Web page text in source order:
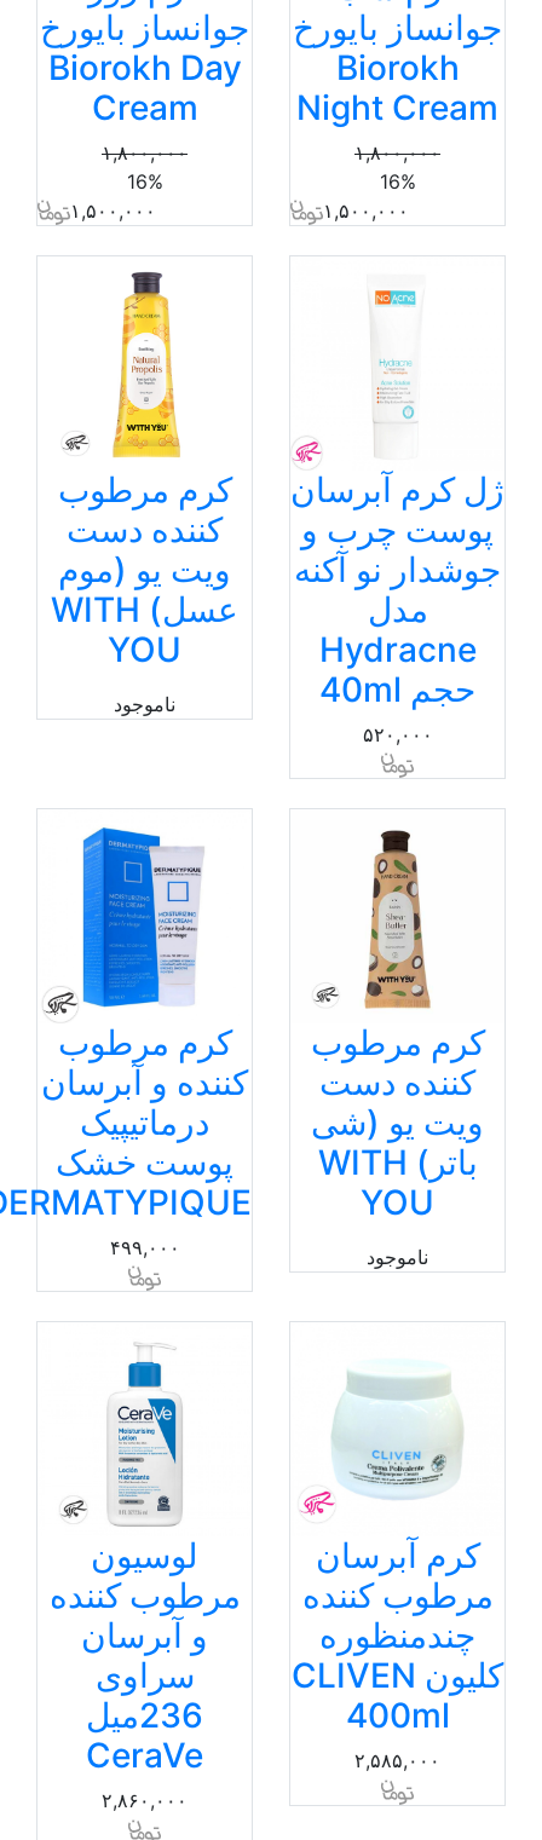
جوانساز بایورخ
Biorokh
Night Cream
۱,۸۰۰,۰۰۰
16%
۱,۵۰۰,۰۰۰
جوانساز بایورخ
Biorokh Day
Cream
۱,۸۰۰,۰۰۰
16%
۱,۵۰۰,۰۰۰
ژل کرم آبرسان
پوست چرب و
جوشدار نو آکنه
مدل
Hydracne
حجم 40ml
۵۲۰,۰۰۰
کرم مرطوب
کننده دست
ویت یو (موم
عسل) WITH
YOU
ناموجود
کرم مرطوب
کننده دست
ویت یو (شی
باتر) WITH
YOU
ناموجود
کرم مرطوب
کننده و آبرسان
درماتیپیک
پوست خشک
DERMATYPIQUE
۴۹۹,۰۰۰
کرم آبرسان
مرطوب کننده
چندمنظوره
کلیون CLIVEN
400ml
۲,۵۸۵,۰۰۰
لوسیون
مرطوب کننده
و آبرسان
سراوی
236میل
CeraVe
۲,۸۶۰,۰۰۰